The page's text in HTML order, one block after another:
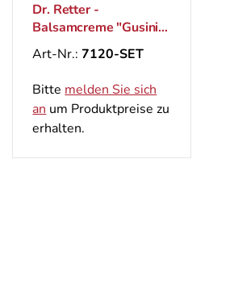
Dr. Retter -
Balsamcreme "Gusinij",
Palette, 100ml
Art-Nr.:7120-SET
Bitte melden Sie sich
an um Produktpreise zu
erhalten.